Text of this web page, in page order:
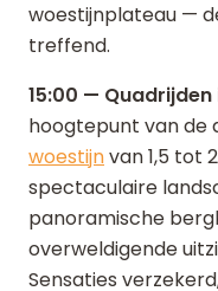
woestijnplateau —
treffend.
15:00 —
hoogtepunt van de
woestijnvan 1,5 tot
spectaculaire
panoramische
overweldigende
Sensaties